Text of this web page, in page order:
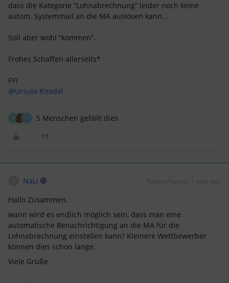
dass die Kategorie “Lohnabrechnung” leider noch keine
autom. Systemmail an die MA auslösen kann…
Soll aber wohl “kommen”.
Frohes Schaffen allerseits*
FYI
@Ursula Knodel
5 Menschen gefällt dies
NaLi Forum|Forum|1 year ago
Hallo Zusammen,
wann wird es endlich möglich sein, dass man eine
automatische Benachrichtigung an die MA für die
Lohnabrechnung einstellen kann? Kleinere Wettbewerber
können dies schon lange.
Viele Grüße